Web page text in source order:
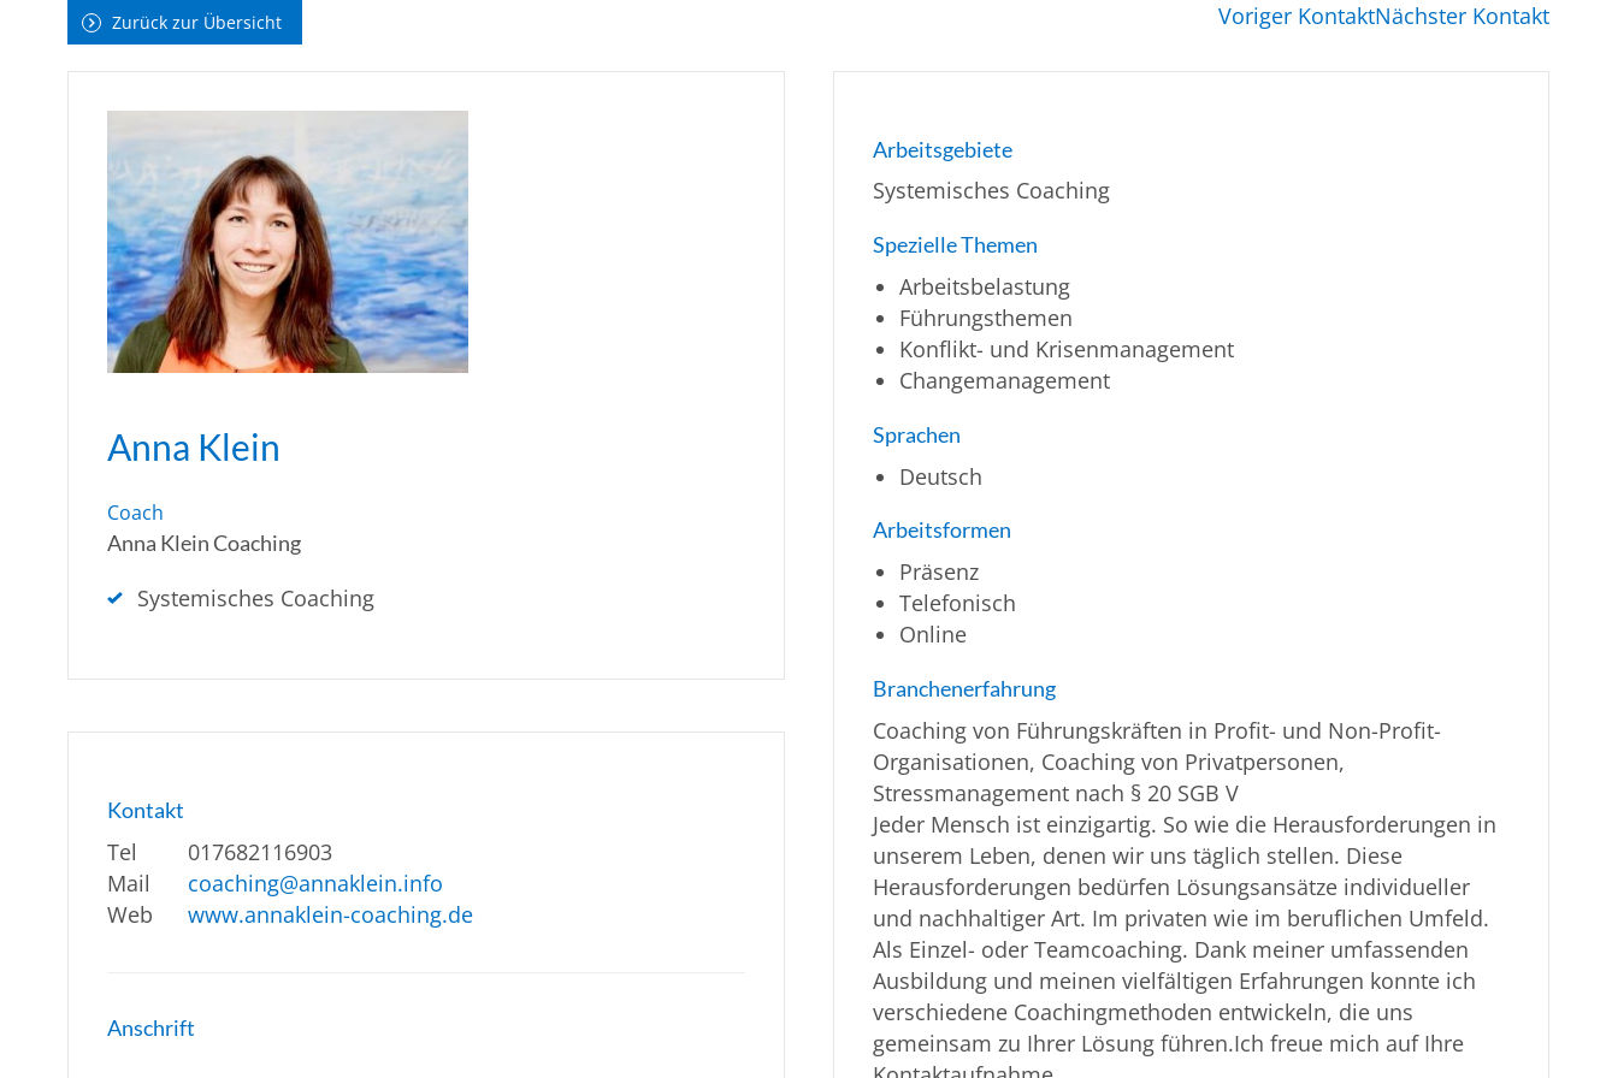
Zurück zur Übersicht Voriger KontaktNächster Kontakt
Anna Klein
Coach
Anna Klein Coaching
Systemisches Coaching
Kontakt
Tel
017682116903
Mail
coaching@annaklein.info
Web
www.annaklein-coaching.de
Anschrift
Arbeitsgebiete
Systemisches Coaching
Spezielle Themen
Arbeitsbelastung
Führungsthemen
Konflikt- und Krisenmanagement
Changemanagement
Sprachen
Deutsch
Arbeitsformen
Präsenz
Telefonisch
Online
Branchenerfahrung
Coaching von Führungskräften in Profit- und Non-Profit-
Organisationen, Coaching von Privatpersonen,
Stressmanagement nach § 20 SGB V
Jeder Mensch ist einzigartig. So wie die Herausforderungen in
unserem Leben, denen wir uns täglich stellen. Diese
Herausforderungen bedürfen Lösungsansätze individueller
und nachhaltiger Art. Im privaten wie im beruflichen Umfeld.
Als Einzel- oder Teamcoaching. Dank meiner umfassenden
Ausbildung und meinen vielfältigen Erfahrungen konnte ich
verschiedene Coachingmethoden entwickeln, die uns
gemeinsam zu Ihrer Lösung führen.Ich freue mich auf Ihre